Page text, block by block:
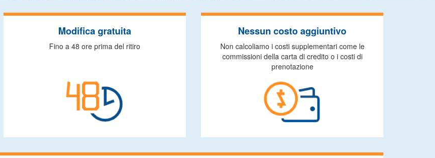
Modifica gratuita
Fino a 48 ore prima del ritiro
Nessun costo aggiuntivo
Non calcoliamo i costi supplementari come le
commissioni della carta di credito o i costi di
prenotazione